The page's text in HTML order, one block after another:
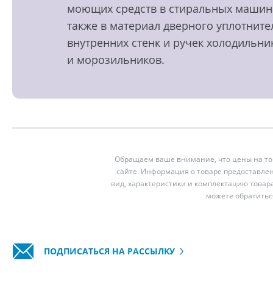
моющих средств в стиральных
также в материал дверного
внутренних стенк и ручек
и морозильников.
Обращаем ваше внимание, что цены на
сайте. Информация о товаре
вид, характеристики и комплектацию
можете
ПОДПИСАТЬСЯ НА РАССЫЛКУ